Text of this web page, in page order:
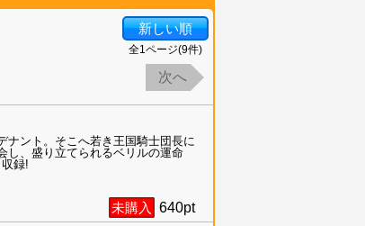
新しい順
全1ページ(9件)
次へ
ナント。そこへ若き王国騎士団長に
し、盛り立てられるベリルの運命
録!
未購入 640pt